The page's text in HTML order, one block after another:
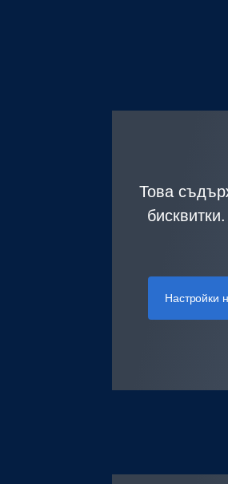
Това
Настройки